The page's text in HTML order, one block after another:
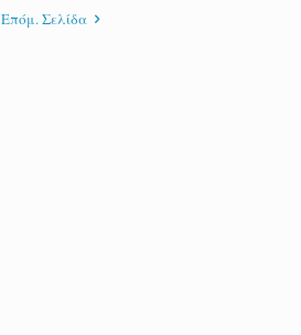
Επόμ. Σελίδα